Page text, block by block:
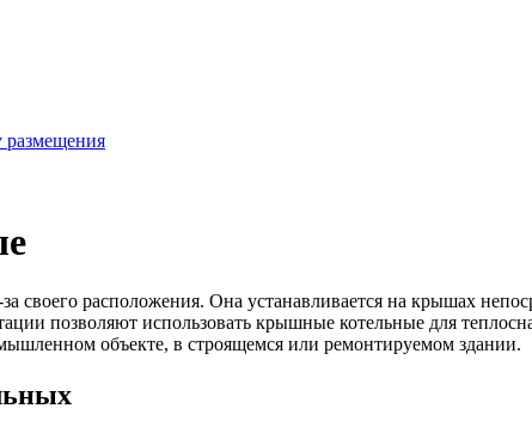
своего расположения. Она устанавливается на крышах
позволяют использовать крышные котельные для
объекте, в строящемся или ремонтируемом здании.